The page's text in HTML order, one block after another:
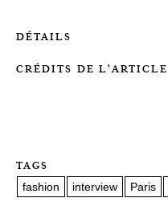
DÉTAILS
CRÉDITS DE L'ARTICLE
TAGS
fashion interview Paris